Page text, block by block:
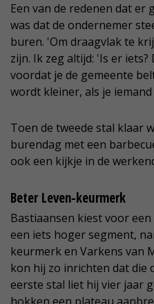
Een van de redenen dat er
was dat de ondernemer
buren. 'Om draagvlak te
zijn. Ik zeg altijd: 'Is er
voordat je de gemeente
wordt kleiner, als je
Toen de tweede stal klaar
burendag met een
ook een kijkje in de
Beter Leven-keurmerk
Bastiaansen kiest voor
een iets hoger segment,
keurmerk en Varkens van
kon hij zo inrichten dat die
eerste stal liet hij vier jaar